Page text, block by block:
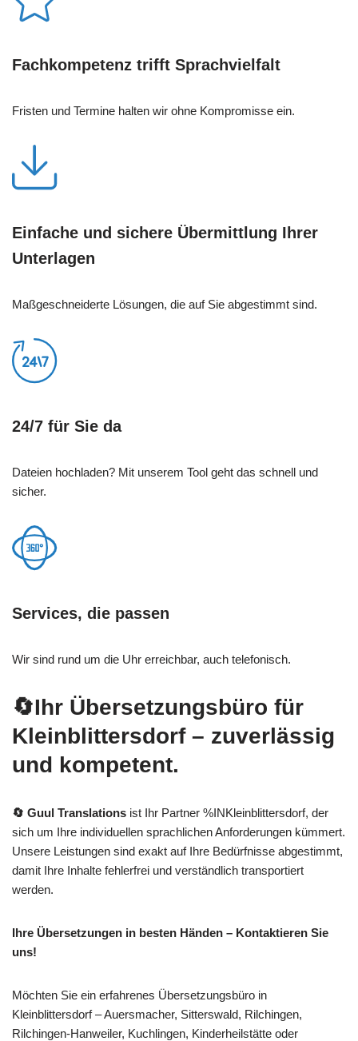
Fachkompetenz trifft Sprachvielfalt
Fristen und Termine halten wir ohne Kompromisse ein.
Einfache und sichere Übermittlung Ihrer
Unterlagen
Maßgeschneiderte Lösungen, die auf Sie abgestimmt sind.
24/7 für Sie da
Dateien hochladen? Mit unserem Tool geht das schnell und
sicher.
Services, die passen
Wir sind rund um die Uhr erreichbar, auch telefonisch.
🔄Ihr Übersetzungsbüro für
Kleinblittersdorf – zuverlässig
und kompetent.
🔄 Guul Translations ist Ihr Partner %INKleinblittersdorf, der
sich um Ihre individuellen sprachlichen Anforderungen kümmert.
Unsere Leistungen sind exakt auf Ihre Bedürfnisse abgestimmt,
damit Ihre Inhalte fehlerfrei und verständlich transportiert
werden.
Ihre Übersetzungen in besten Händen – Kontaktieren Sie
uns!
Möchten Sie ein erfahrenes Übersetzungsbüro in
Kleinblittersdorf – Auersmacher, Sitterswald, Rilchingen,
Rilchingen-Hanweiler, Kuchlingen, Kinderheilstätte oder